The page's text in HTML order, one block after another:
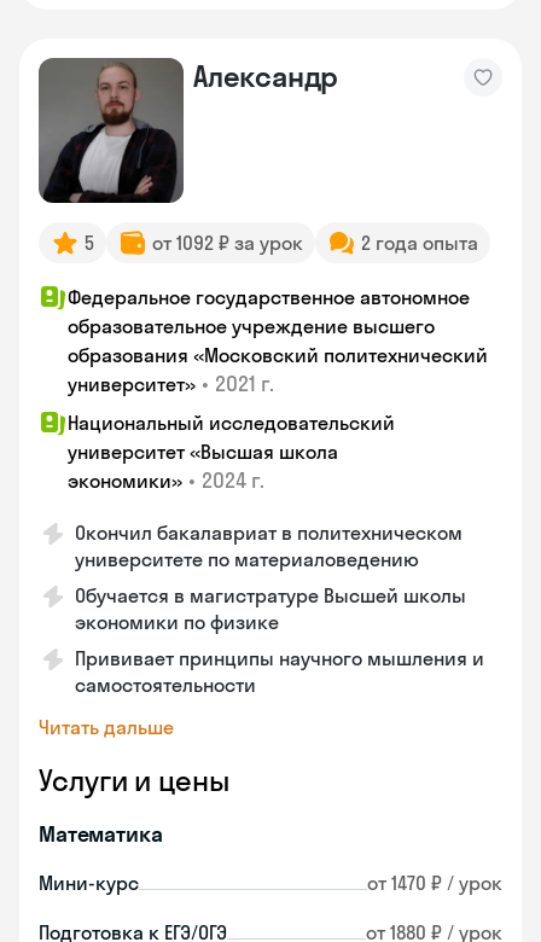
Александр
5 от 1092 ₽ за урок 2 года опыта
Федеральное государственное автономное
образовательное учреждение высшего
образования «Московский политехнический
университет» • 2021 г.
Национальный исследовательский
университет «Высшая школа
экономики» • 2024 г.
Окончил бакалавриат в политехническом
университете по материаловедению
Обучается в магистратуре Высшей школы
экономики по физике
Прививает принципы научного мышления и
самостоятельности
Читать дальше
Услуги и цены
Математика
Мини-курс от 1470 ₽ / урок
Подготовка к ЕГЭ/ОГЭ от 1880 ₽ / урок